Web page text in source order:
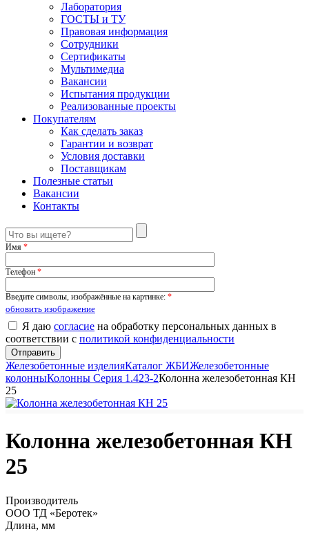
Лаборатория
ГОСТЫ и ТУ
Правовая информация
Сотрудники
Сертификаты
Мультимедиа
Вакансии
Испытания продукции
Реализованные проекты
Покупателям
Как сделать заказ
Гарантии и возврат
Условия доставки
Поставщикам
Полезные статьи
Вакансии
Контакты
Имя *
Телефон *
Введите символы, изображённые на картинке: *
обновить изображение
Я даю согласие на обработку персональных данных в
соответствии с политикой конфиденциальности
Железобетонные изделияКаталог ЖБИЖелезобетонные
колонныКолонны Серия 1.423-2Колонна железобетонная КН
25
Колонна железобетонная КН
25
Производитель
ООО ТД «Беротек»
Длина, мм